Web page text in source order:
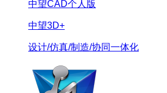
中望CAD个人版
中望3D+
设计/仿真/制造/协同一体化